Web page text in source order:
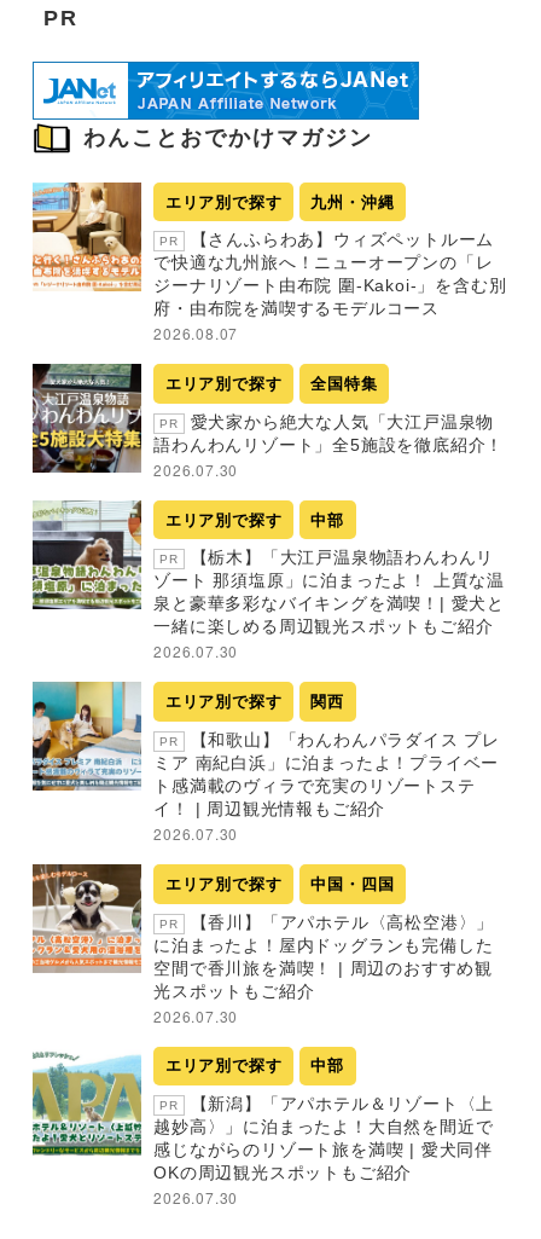
PR
わんことおでかけマガジン
エリア別で探す 九州・沖縄
PR
【さんふらわあ】ウィズペットルーム
で快適な九州旅へ！ニューオープンの「レ
ジーナリゾート由布院 圍-Kakoi-」を含む別
府・由布院を満喫するモデルコース
2026.08.07
エリア別で探す 全国特集
PR
愛犬家から絶大な人気「大江戸温泉物
語わんわんリゾート」全5施設を徹底紹介！
2026.07.30
エリア別で探す 中部
PR
【栃木】「大江戸温泉物語わんわんリ
ゾート 那須塩原」に泊まったよ！ 上質な温
泉と豪華多彩なバイキングを満喫！| 愛犬と
一緒に楽しめる周辺観光スポットもご紹介
2026.07.30
エリア別で探す 関西
PR
【和歌山】「わんわんパラダイス プレ
ミア 南紀白浜」に泊まったよ！プライベー
ト感満載のヴィラで充実のリゾートステ
イ！ | 周辺観光情報もご紹介
2026.07.30
エリア別で探す 中国・四国
PR
【香川】「アパホテル〈高松空港〉」
に泊まったよ！屋内ドッグランも完備した
空間で香川旅を満喫！ | 周辺のおすすめ観
光スポットもご紹介
2026.07.30
エリア別で探す 中部
PR
【新潟】「アパホテル＆リゾート〈上
越妙高〉」に泊まったよ！大自然を間近で
感じながらのリゾート旅を満喫 | 愛犬同伴
OKの周辺観光スポットもご紹介
2026.07.30